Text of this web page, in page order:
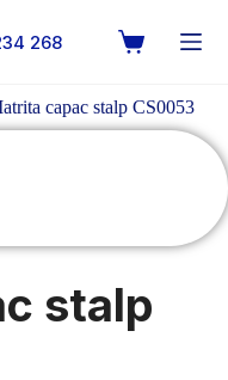
268
capac stalp CS0053
stalp